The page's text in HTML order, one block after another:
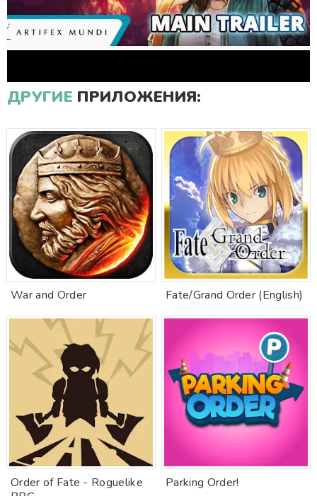
ДРУГИЕ ПРИЛОЖЕНИЯ:
War and Order Fate/Grand Order (English)
Order of Fate - Roguelike
Parking Order!